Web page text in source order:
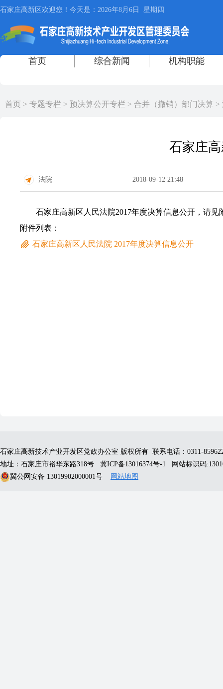
首页 > 专题专栏 > 预决算公开专栏 > 合并（撤销）部门决算 >
石家庄
法院 2018-09-12 21:48
石家庄高新区人民法院2017年度决算信息公开，请见
附件列表：
石家庄高新区人民法院 2017年度决算信息公开